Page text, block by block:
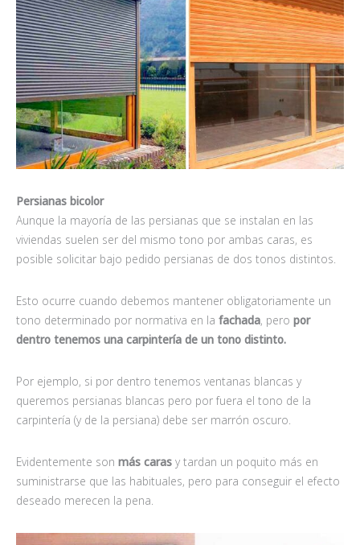
Persianas bicolor
Aunque la mayoría de las persianas que se instalan en las
viviendas suelen ser del mismo tono por ambas caras, es
posible solicitar bajo pedido persianas de dos tonos distintos.
Esto ocurre cuando debemos mantener obligatoriamente un
tono determinado por normativa en la fachada, pero por
dentro tenemos una carpintería de un tono distinto.
Por ejemplo, si por dentro tenemos ventanas blancas y
queremos persianas blancas pero por fuera el tono de la
carpintería (y de la persiana) debe ser marrón oscuro.
Evidentemente son más caras y tardan un poquito más en
suministrarse que las habituales, pero para conseguir el efecto
deseado merecen la pena.